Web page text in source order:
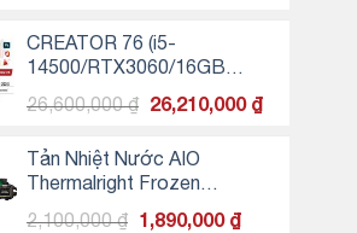
là:
3,100,000 ₫.
CREATOR 76 (i5-
14500/RTX3060/16GB
RAM/500GB SSD NVMe)
26,600,000₫
Giá
là:
26,600,000 ₫.
26,210,000 ₫
Tản Nhiệt Nước AIO
Thermalright Frozen
Warframe 360 BLack ARGB
2,100,000₫
Giá
1,890,000 ₫